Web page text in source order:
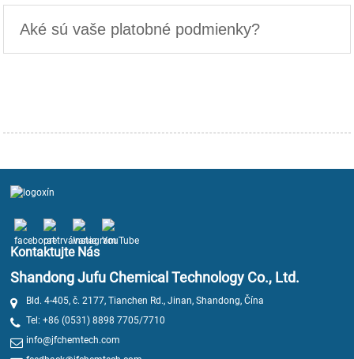
Aké sú vaše platobné podmienky?
Kontaktujte Nás
Shandong Jufu Chemical Technology Co., Ltd.
Bld. 4-405, č. 2177, Tianchen Rd., Jinan, Shandong, Čína
Tel: +86 (0531) 8898 7705/7710
info@jfchemtech.com